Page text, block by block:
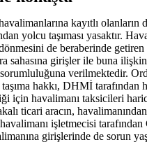
kayıtlı olanların
yolcu taşıması yasaktır.
de beraberinde getiren
sahasına girişler ile buna
verilmektedir.
taşıma hakkı, DHMİ
için havalimanı taksicileri
ticari aracın,
işletmecisi
girişlerinde de sorun